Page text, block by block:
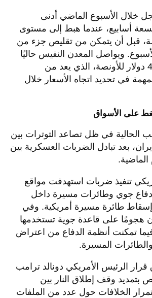
خلال الأسبوع الماضي أدنى
أسابيع، عندما هبط إلى مستوى
قبل أن يتمكن من تقليص جزء من
ويواصل المعدن النفيس حاليًا
اختبار مستوى 4500 دولار للأونصة، الذي يعد من
في تحديد اتجاه الأسعار خلال
على الأسواق
الحالية في ظل تصاعد التوترات بين
بعد تبادل الضربات العسكرية بين
الماضية.
تنفيذ ضربات استهدفت مواقع
جوي وطائرات مسيرة داخل
طائرة مسيرة أمريكية. وفي
هجومًا على قاعدة جوية تستخدمها
فيما تمكنت أنظمة الدفاع من اعتراض
المسيرة.
الرئيس الأمريكي دونالد ترامب
بتمديد وقف إطلاق النار بين
الخلافات حول عدد من الملفات